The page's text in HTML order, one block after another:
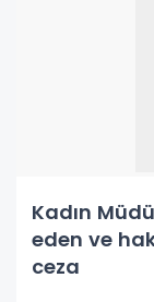
Kadın
eden ve
ceza